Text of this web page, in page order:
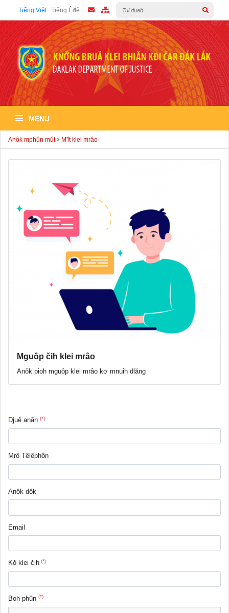
Tiếng Việt Tiếng Êđê
MENU
Anôk mphǔn mǔt M'ǐt klei mrâo
Mguôp čih klei mrâo
Anôk pioh mguôp klei mrâo kơ mnuih dlăng
Djuê anăn (*)
Mrô Têlêphôn
Anôk dôk
Email
Kǒ klei čih (*)
Boh phǔn (*)